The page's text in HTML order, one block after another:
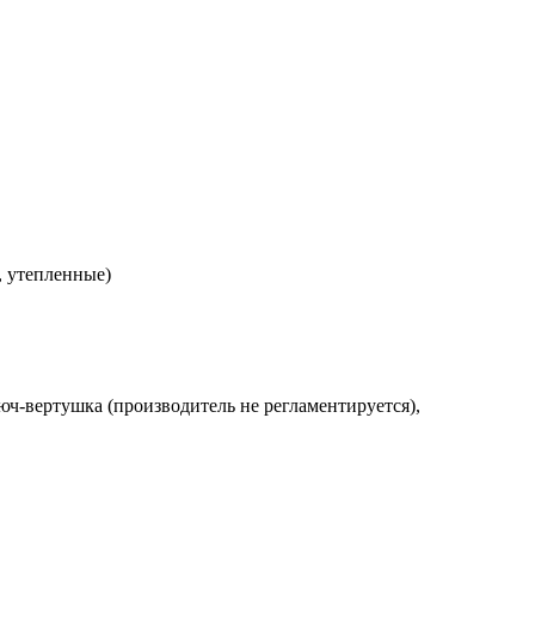
утепленные)
вертушка (производитель не регламентируется),